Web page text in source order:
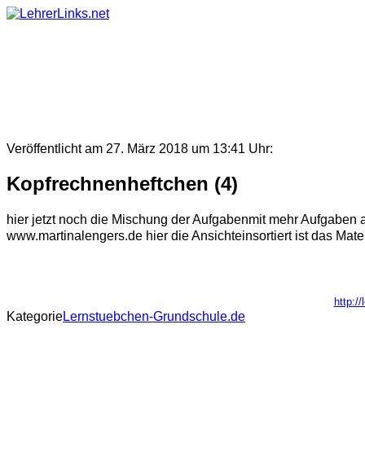
Skip
Veröffentlicht am 27. März 2018 um 13:41 Uhr:
Kopfrechnenheftchen (4)
hier jetzt noch die Mischung der Aufgabenmit mehr
www.martinalengers.de hier die Ansichteinsortiert ist das
http://
KategorieLernstuebchen-Grundschule.de